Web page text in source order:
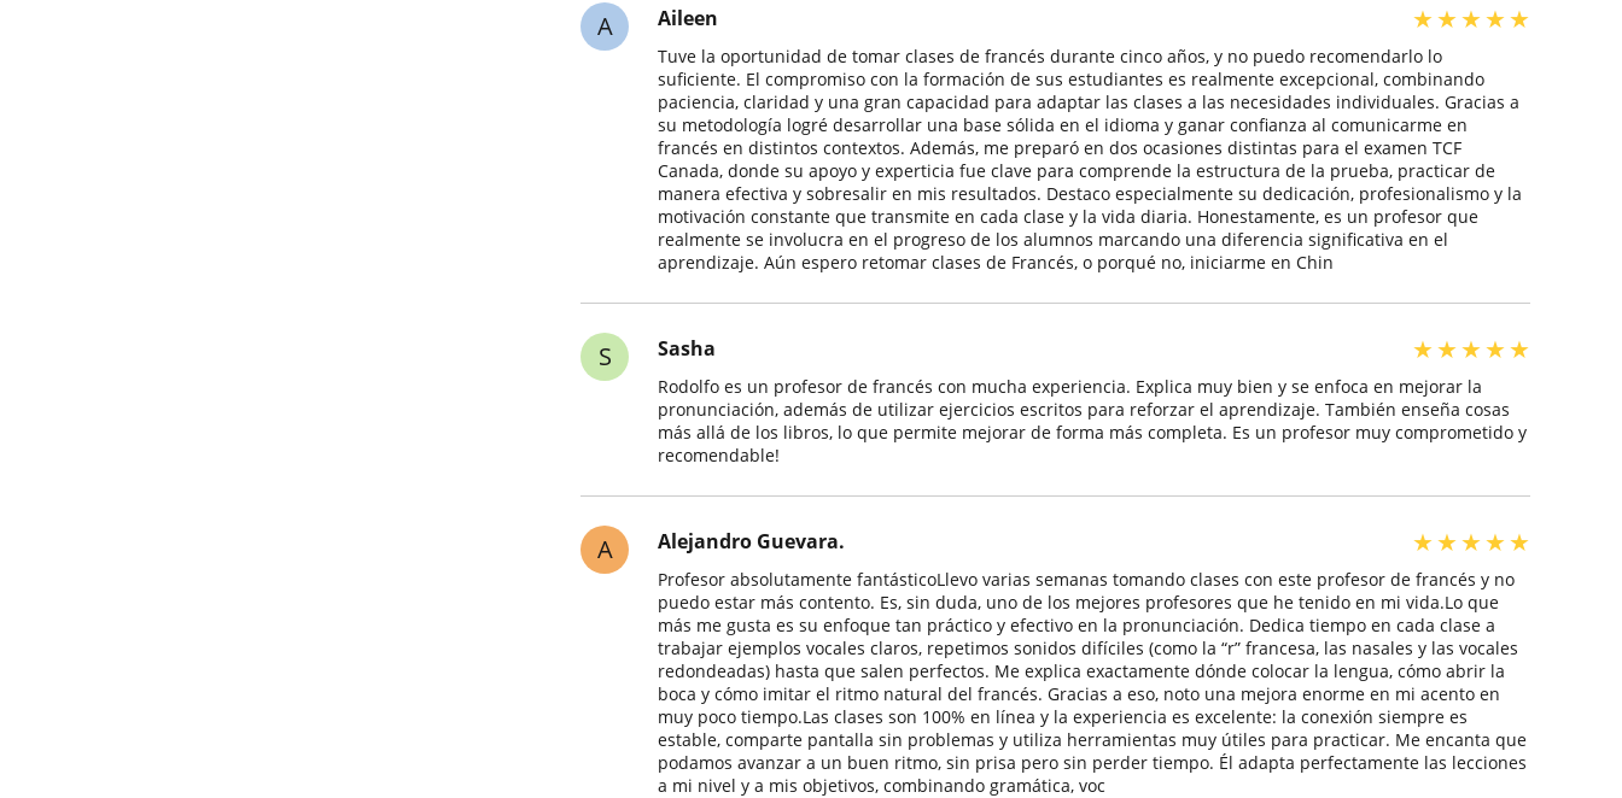
A Aileen ★★★★★
Tuve la oportunidad de tomar clases de francés durante cinco años, y no puedo recomendarlo lo
suficiente. El compromiso con la formación de sus estudiantes es realmente excepcional, combinando
paciencia, claridad y una gran capacidad para adaptar las clases a las necesidades individuales. Gracias a
su metodología logré desarrollar una base sólida en el idioma y ganar confianza al comunicarme en
francés en distintos contextos. Además, me preparó en dos ocasiones distintas para el examen TCF
Canada, donde su apoyo y experticia fue clave para comprende la estructura de la prueba, practicar de
manera efectiva y sobresalir en mis resultados. Destaco especialmente su dedicación, profesionalismo y la
motivación constante que transmite en cada clase y la vida diaria. Honestamente, es un profesor que
realmente se involucra en el progreso de los alumnos marcando una diferencia significativa en el
aprendizaje. Aún espero retomar clases de Francés, o porqué no, iniciarme en Chin
S Sasha ★★★★★
Rodolfo es un profesor de francés con mucha experiencia. Explica muy bien y se enfoca en mejorar la
pronunciación, además de utilizar ejercicios escritos para reforzar el aprendizaje. También enseña cosas
más allá de los libros, lo que permite mejorar de forma más completa. Es un profesor muy comprometido y
recomendable!
A Alejandro Guevara. ★★★★★
Profesor absolutamente fantásticoLlevo varias semanas tomando clases con este profesor de francés y no
puedo estar más contento. Es, sin duda, uno de los mejores profesores que he tenido en mi vida.Lo que
más me gusta es su enfoque tan práctico y efectivo en la pronunciación. Dedica tiempo en cada clase a
trabajar ejemplos vocales claros, repetimos sonidos difíciles (como la “r” francesa, las nasales y las vocales
redondeadas) hasta que salen perfectos. Me explica exactamente dónde colocar la lengua, cómo abrir la
boca y cómo imitar el ritmo natural del francés. Gracias a eso, noto una mejora enorme en mi acento en
muy poco tiempo.Las clases son 100% en línea y la experiencia es excelente: la conexión siempre es
estable, comparte pantalla sin problemas y utiliza herramientas muy útiles para practicar. Me encanta que
podamos avanzar a un buen ritmo, sin prisa pero sin perder tiempo. Él adapta perfectamente las lecciones
a mi nivel y a mis objetivos, combinando gramática, voc